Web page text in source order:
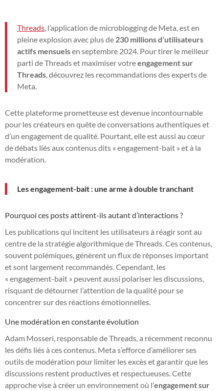
Threads , l’application de microblogging de Meta, est en
pleine explosion avec plus de 230 millions d’utilisateurs
actifs mensuelsen septembre 2024. Pour tirer le meilleur
parti de Threads et maximiser votreengagement sur
Threads , découvrez les recommandations des experts de
Meta.
Cette plateforme prometteuse est devenue incontournable
pour les créateurs en quête de conversations authentiques et
d’un engagement de qualité. Pourtant, elle est aussi au cœur
de débats liés aux contenus dits « engagement-bait » et à la
modération.
Les engagement-bait : une arme à double tranchant
Pourquoi ces posts attirent-ils autant d’interactions ?
Les publications qui incitent les utilisateurs à réagir sont au
centre de la stratégie algorithmique de Threads. Ces contenus,
souvent polémiques, génèrent un flux de réponses important
et sont largement recommandés. Cependant, les
« engagement-bait » peuvent aussi polariser les discussions,
risquant de détourner l’attention de la qualité pour se
concentrer sur des réactions émotionnelles.
Une modération en constante évolution
Adam Mosseri, responsable de Threads, a récemment reconnu
les défis liés à ces contenus. Meta s’efforce d’améliorer ses
outils de modération pour limiter les excès et garantir que les
discussions restent productives et respectueuses. Cette
approche vise à créer un environnement où l’engagement sur